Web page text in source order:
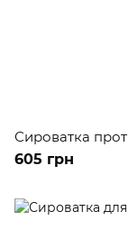
Сироватка
605 грн